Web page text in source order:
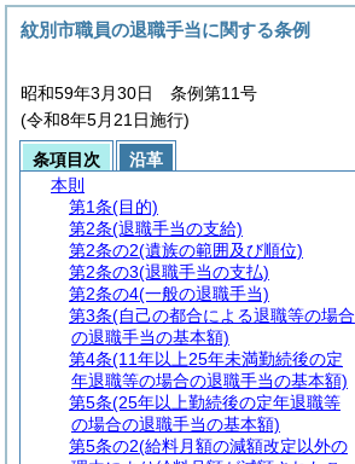
紋別市職員の退職手当に関する条例
昭和59年3月30日 条例第11号
(令和8年5月21日施行)
条項目次
沿革
本則
第1条(目的)
第2条(退職手当の支給)
第2条の2(遺族の範囲及び順位)
第2条の3(退職手当の支払)
第2条の4(一般の退職手当)
第3条(自己の都合による退職等の場合
の退職手当の基本額)
第4条(11年以上25年未満勤続後の定
年退職等の場合の退職手当の基本額)
第5条(25年以上勤続後の定年退職等
の場合の退職手当の基本額)
第5条の2(給料月額の減額改定以外の